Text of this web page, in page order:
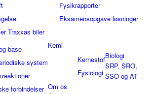
Traxxas biler
Fysikrapporter
Eksamensopgave løsninger
Kemi
base
system
forbindelser
Biologi
Kernestof
Fysiologi
SRP, SRO,
SSO og AT
Om os